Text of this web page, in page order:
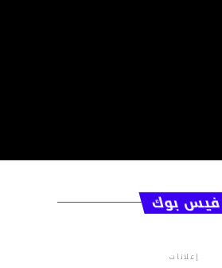
فيس بوك
إعلانات